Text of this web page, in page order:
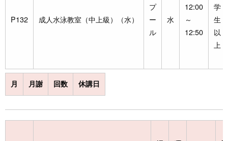
P132 成人水泳教室（中上級）（水）
プ
ー
ル
水
12:00
～
12:50
学
生
以
上
月 月謝 回数 休講日